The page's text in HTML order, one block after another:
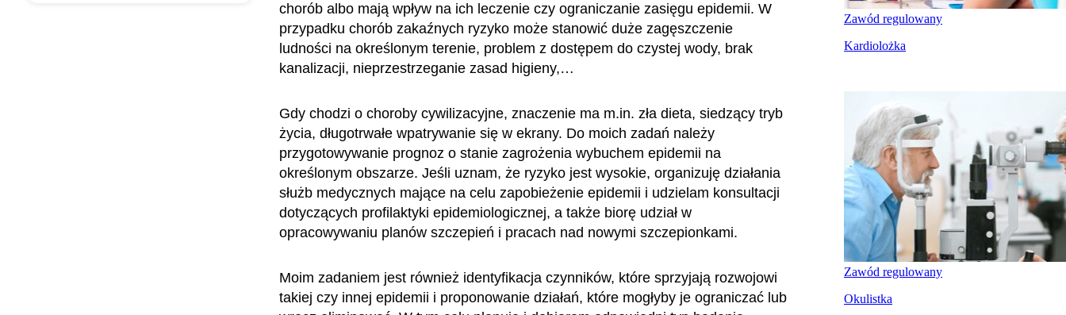
chorób albo mają wpływ na ich leczenie czy ograniczanie zasięgu epidemii. W
przypadku chorób zakaźnych ryzyko może stanowić duże zagęszczenie
ludności na określonym terenie, problem z dostępem do czystej wody, brak
kanalizacji, nieprzestrzeganie zasad higieny,…
Gdy chodzi o choroby cywilizacyjne, znaczenie ma m.in. zła dieta, siedzący tryb
życia, długotrwałe wpatrywanie się w ekrany. Do moich zadań należy
przygotowywanie prognoz o stanie zagrożenia wybuchem epidemii na
określonym obszarze. Jeśli uznam, że ryzyko jest wysokie, organizuję działania
służb medycznych mające na celu zapobieżenie epidemii i udzielam konsultacji
dotyczących profilaktyki epidemiologicznej, a także biorę udział w
opracowywaniu planów szczepień i pracach nad nowymi szczepionkami.
Moim zadaniem jest również identyfikacja czynników, które sprzyjają rozwojowi
takiej czy innej epidemii i proponowanie działań, które mogłyby je ograniczać lub
Zawód regulowany
Kardiolożka
Zawód regulowany
Okulistka